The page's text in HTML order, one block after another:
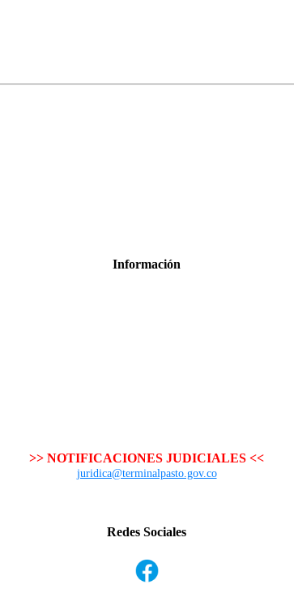
Información
>> NOTIFICACIONES JUDICIALES <<
juridica@terminalpasto.gov.co
Redes Sociales